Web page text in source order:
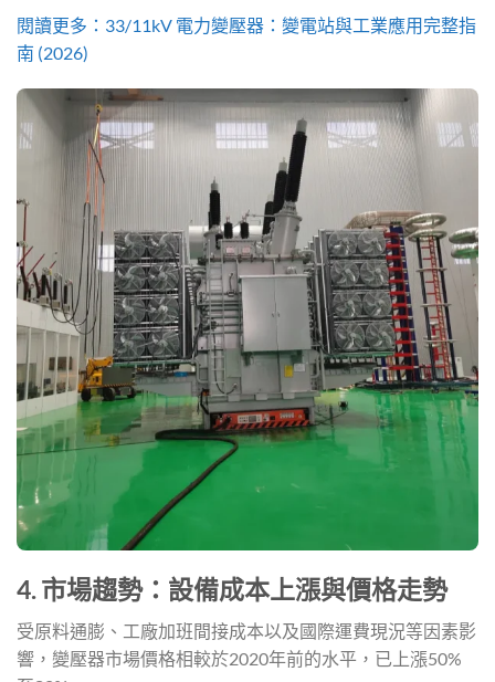
閱讀更多：33/11kV 電力變壓器：變電站與工業應用完整指
南 (2026)
4. 市場趨勢：設備成本上漲與價格走勢
受原料通膨、工廠加班間接成本以及國際運費現況等因素影
響，變壓器市場價格相較於2020年前的水平，已上漲50%